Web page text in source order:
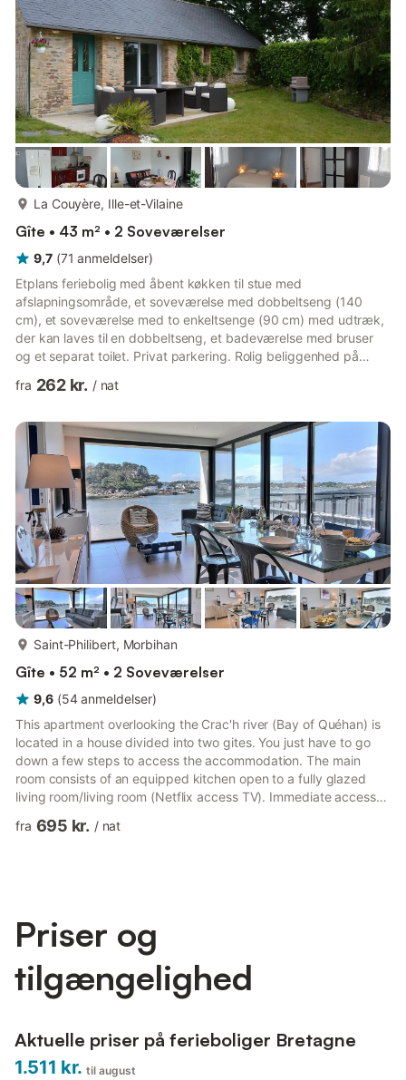
forældre, og ejeren fraskriver sig ethvert ansvar i tilfælde a...
La Couyère, Ille-et-Vilaine
Gîte • 43 m² • 2 Soveværelser
9,7 (71 anmeldelser)
Etplans feriebolig med åbent køkken til stue med
afslapningsområde, et soveværelse med dobbeltseng (140
cm), et soveværelse med to enkeltsenge (90 cm) med udtræk,
der kan laves til en dobbeltseng, et badeværelse med bruser
og et separat toilet. Privat parkering. Rolig beliggenhed på
sæsonbestemt udlejning på en smuk, privat, indhegnet grund
havemøbler og grill. I er 2 km fra bymidten af La Couyère, 10
km fra Janzé og 28 km fra Rennes.
fra 262 kr. / nat
Saint-Philibert, Morbihan
Gîte • 52 m² • 2 Soveværelser
9,6 (54 anmeldelser)
This apartment overlooking the Crac'h river (Bay of Quéhan) is
located in a house divided into two gites. You just have to go
down a few steps to access the accommodation. The main
room consists of an equipped kitchen open to a fully glazed
living room/living room (Netflix access TV). Immediate access
garden furniture. Two bedrooms with small sea view (1 double
fra 695 kr. / nat
Priser og
tilgængelighed
Aktuelle priser på ferieboliger Bretagne
1.511 kr. til august